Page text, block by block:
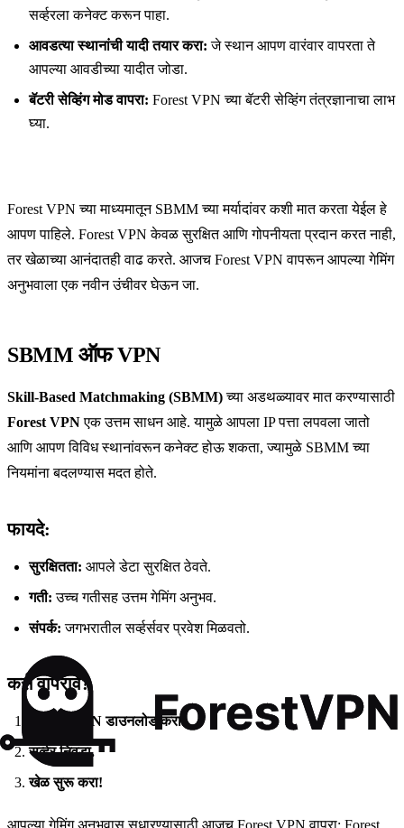
सर्व्हरला कनेक्ट करून पाहा.
आवडत्या स्थानांची यादी तयार करा: जे स्थान आपण वारंवार वापरता ते
आपल्या आवडीच्या यादीत जोडा.
बॅटरी सेव्हिंग मोड वापरा: Forest VPN च्या बॅटरी सेव्हिंग तंत्रज्ञानाचा लाभ
घ्या.
Forest VPN च्या माध्यमातून SBMM च्या मर्यादांवर कशी मात करता येईल हे
आपण पाहिले. Forest VPN केवळ सुरक्षित आणि गोपनीयता प्रदान करत नाही,
तर खेळाच्या आनंदातही वाढ करते. आजच Forest VPN वापरून आपल्या गेमिंग
अनुभवाला एक नवीन उंचीवर घेऊन जा.
SBMM ऑफ VPN
Skill-Based Matchmaking (SBMM)च्या अडथळ्यावर मात करण्यासाठी
Forest VPNएक उत्तम साधन आहे. यामुळे आपला IP पत्ता लपवला जातो
आणि आपण विविध स्थानांवरून कनेक्ट होऊ शकता, ज्यामुळे SBMM च्या
नियमांना बदलण्यास मदत होते.
फायदे:
सुरक्षितता: आपले डेटा सुरक्षित ठेवते.
गती: उच्च गतीसह उत्तम गेमिंग अनुभव.
संपर्क: जगभरातील सर्व्हर्सवर प्रवेश मिळवतो.
कसे वापरावे?
Forest VPN डाउनलोड करा.
सर्व्हर निवडा.
खेळ सुरू करा!